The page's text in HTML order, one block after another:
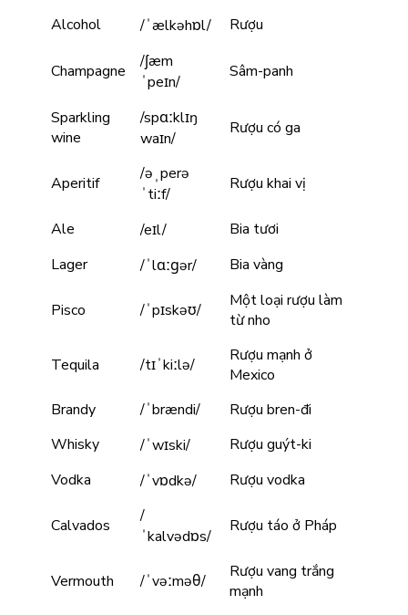
Alcohol
/ˈælkəhɒl/ Rượu
Champagne
/ʃæm
ˈpeɪn/
Sâm-panh
Sparkling
wine
/spɑːklɪŋ
waɪn/
Rượu có ga
Aperitif
/əˌperə
ˈtiːf/
Rượu khai vị
Ale /eɪl/
Bia tươi
Lager
/ˈlɑːɡər/ Bia vàng
Pisco /ˈpɪskəʊ/
Một loại rượu làm
từ nho
Tequila /tɪˈkiːlə/
Rượu mạnh ở
Mexico
Brandy
/ˈbrændi/
Rượu bren-đi
Whisky
/ˈwɪski/
Rượu guýt-ki
Vodka
/ˈvɒdkə/ Rượu vodka
Calvados
/
ˈkalvədɒs/
Rượu táo ở Pháp
Vermouth /ˈvəːməθ/
Rượu vang trắng
mạnh